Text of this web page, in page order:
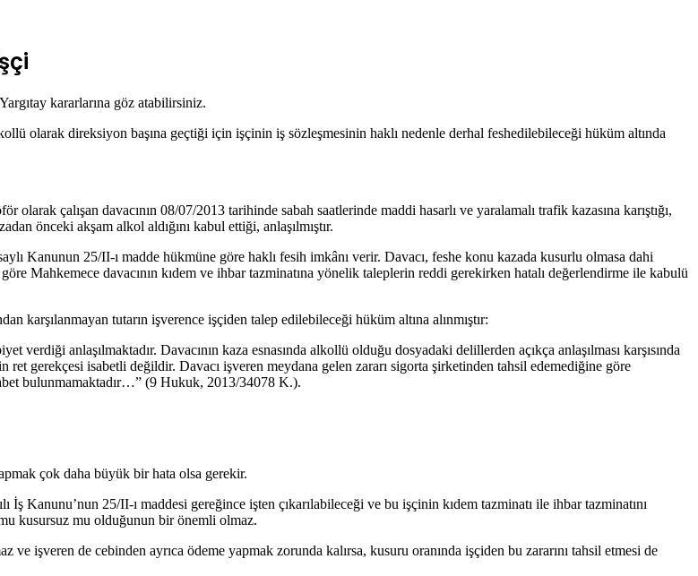
kararlarına göz atabilirsiniz.
olarak direksiyon başına geçtiği için işçinin iş sözleşmesinin haklı nedenle derhal feshedilebileceği hüküm altında
çalışan davacının 08/07/2013 tarihinde sabah saatlerinde maddi hasarlı ve yaralamalı trafik kazasına karıştığı,
önceki akşam alkol aldığını kabul ettiği, anlaşılmıştır.
Kanunun 25/II-ı madde hükmüne göre haklı fesih imkânı verir. Davacı, feshe konu kazada kusurlu olmasa dahi
Mahkemece davacının kıdem ve ihbar tazminatına yönelik taleplerin reddi gerekirken hatalı değerlendirme ile kabulü
karşılanmayan tutarın işverence işçiden talep edilebileceği hüküm altına alınmıştır:
anlaşılmaktadır. Davacının kaza esnasında alkollü olduğu dosyadaki delillerden açıkça anlaşılması karşısında
gerekçesi isabetli değildir. Davacı işveren meydana gelen zararı sigorta şirketinden tahsil edemediğine göre
bulunmamaktadır…” (9 Hukuk, 2013/34078 K.).
çok daha büyük bir hata olsa gerekir.
İş Kanunu’nun 25/II-ı maddesi gereğince işten çıkarılabileceği ve bu işçinin kıdem tazminatı ile ihbar tazminatını
kusursuz mu olduğunun bir önemli olmaz.
ve işveren de cebinden ayrıca ödeme yapmak zorunda kalırsa, kusuru oranında işçiden bu zararını tahsil etmesi de